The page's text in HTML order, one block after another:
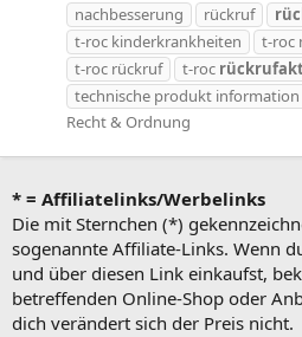
nachbesserung
rückruf
t-roc kinderkrankheiten
t-roc
t-roc rückruf
t-roc
technische produkt information
Recht & Ordnung
* = Affiliatelinks/Werbelinks
Die mit Sternchen (*)
sogenannte Affiliate-Links. Wenn
und über diesen Link einkaufst,
betreffenden Online-Shop oder
dich verändert sich der Preis nicht.